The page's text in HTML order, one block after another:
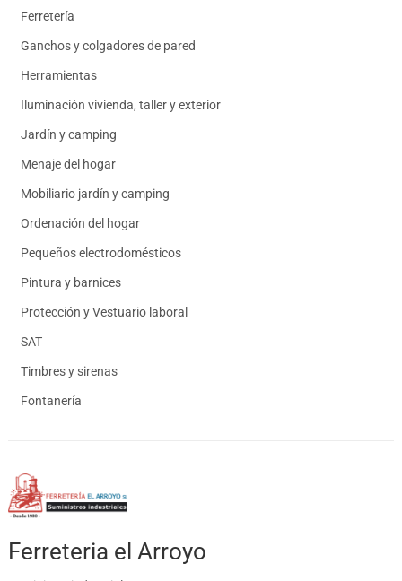
Ferretería
Ganchos y colgadores de pared
Herramientas
Iluminación vivienda, taller y exterior
Jardín y camping
Menaje del hogar
Mobiliario jardín y camping
Ordenación del hogar
Pequeños electrodomésticos
Pintura y barnices
Protección y Vestuario laboral
SAT
Timbres y sirenas
Fontanería
Ferreteria el Arroyo